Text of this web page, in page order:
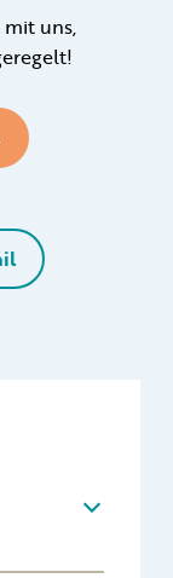
uns,